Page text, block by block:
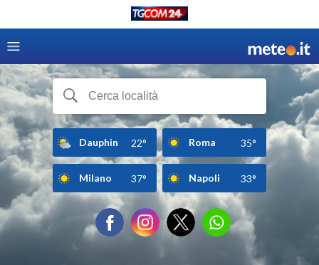
Dauphin 22° Roma 35°
Milano 37° Napoli 33°